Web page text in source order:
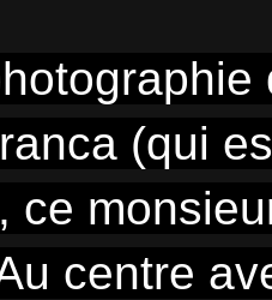
(qui
ce
centre